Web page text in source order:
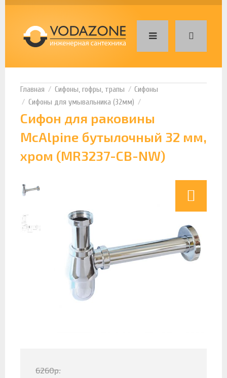
Сифоны, гофры, трапы
Сифоны
Сифоны для умывальника (32мм)
Сифон для раковины
McAlpine бутылочный 32 мм,
хром (MR3237-CB-NW)
6260р.